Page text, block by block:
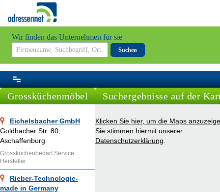
Wir finden das Unternehmen für sie
Suchen
Grossküchenmöbel
Eichelsbacher GmbH
Goldbacher Str. 80,
Aschaffenburg
Grossküchenbedarf Service
Hersteller
Rieber-Technologie-
made in Germany
Suchergebnisse auf der
Klicken Sie hier, um die Maps
Sie stimmen hiermit unserer
Datenschutzerklärung